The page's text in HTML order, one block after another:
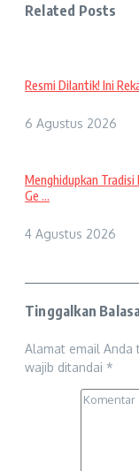
Related Posts
Resmi Dilantik! Ini
6 Agustus 2026
Menghidupkan Tradisi
Ge ...
4 Agustus 2026
Tinggalkan
Alamat email Anda
wajib ditandai *